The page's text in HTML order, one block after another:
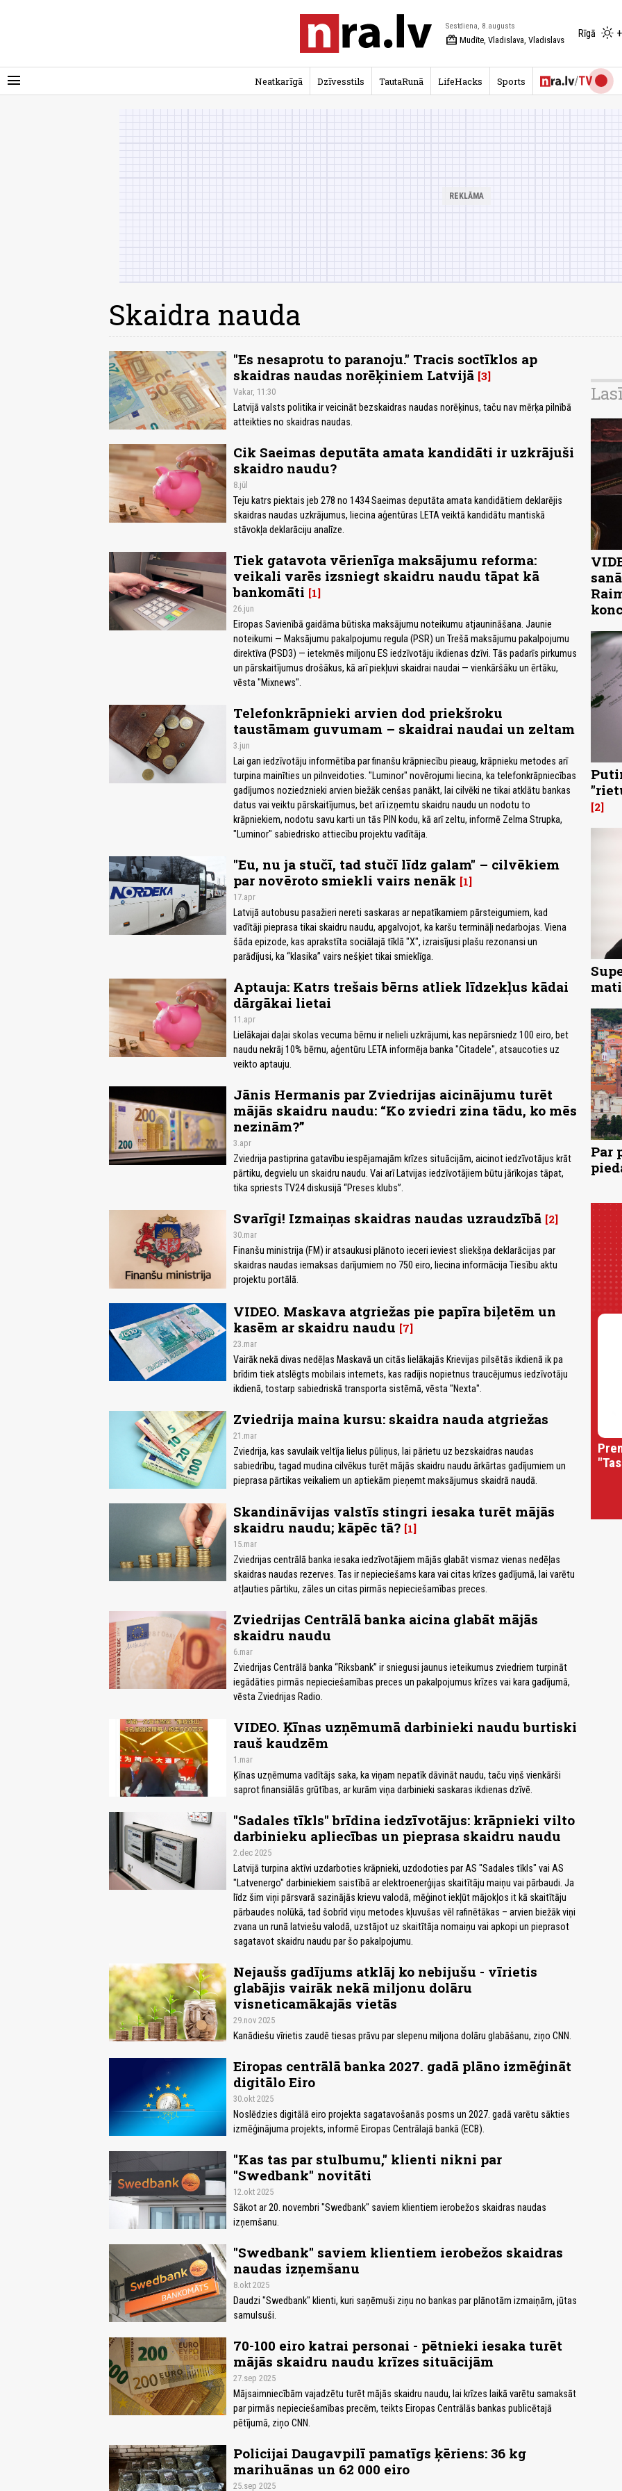
menu
Sestdiena, 8.augusts
redeem Mudīte, Vladislava, Vladislavs
Rīgā
Neatkarīgā Dzīvesstils TautaRunā LifeHacks Sports
Skaidra nauda
"Es nesaprotu to paranoju." Tracis soctīklos ap
skaidras naudas norēķiniem Latvijā 3
Vakar, 11:30
Latvijā valsts politika ir veicināt bezskaidras naudas norēķinus, taču nav mērķa pilnībā
atteikties no skaidras naudas.
Cik Saeimas deputāta amata kandidāti ir uzkrājuši
skaidro naudu?
8.jūl
Teju katrs piektais jeb 278 no 1434 Saeimas deputāta amata kandidātiem deklarējis
skaidras naudas uzkrājumus, liecina aģentūras LETA veiktā kandidātu mantiskā
stāvokļa deklarāciju analīze.
Tiek gatavota vērienīga maksājumu reforma:
veikali varēs izsniegt skaidru naudu tāpat kā
bankomāti 1
26.jun
Eiropas Savienībā gaidāma būtiska maksājumu noteikumu atjaunināšana. Jaunie
noteikumi — Maksājumu pakalpojumu regula (PSR) un Trešā maksājumu pakalpojumu
direktīva (PSD3) — ietekmēs miljonu ES iedzīvotāju ikdienas dzīvi. Tās padarīs pirkumus
un pārskaitījumus drošākus, kā arī piekļuvi skaidrai naudai — vienkāršāku un ērtāku,
vēsta "Mixnews".
Telefonkrāpnieki arvien dod priekšroku
taustāmam guvumam – skaidrai naudai un zeltam
3.jun
Lai gan iedzīvotāju informētība par finanšu krāpniecību pieaug, krāpnieku metodes arī
turpina mainīties un pilnveidoties. "Luminor" novērojumi liecina, ka telefonkrāpniecības
gadījumos noziedznieki arvien biežāk cenšas panākt, lai cilvēki ne tikai atklātu bankas
datus vai veiktu pārskaitījumus, bet arī izņemtu skaidru naudu un nodotu to
krāpniekiem, nodotu savu karti un tās PIN kodu, kā arī zeltu, informē Zelma Strupka,
"Luminor" sabiedrisko attiecību projektu vadītāja.
"Eu, nu ja stučī, tad stučī līdz galam" – cilvēkiem
par novēroto smiekli vairs nenāk 1
17.apr
Latvijā autobusu pasažieri nereti saskaras ar nepatīkamiem pārsteigumiem, kad
vadītāji pieprasa tikai skaidru naudu, apgalvojot, ka karšu termināļi nedarbojas. Viena
šāda epizode, kas aprakstīta sociālajā tīklā "X", izraisījusi plašu rezonansi un
parādījusi, ka “klasika” vairs nešķiet tikai smieklīga.
Aptauja: Katrs trešais bērns atliek līdzekļus kādai
dārgākai lietai
11.apr
Lielākajai daļai skolas vecuma bērnu ir nelieli uzkrājumi, kas nepārsniedz 100 eiro, bet
naudu nekrāj 10% bērnu, aģentūru LETA informēja banka "Citadele", atsaucoties uz
veikto aptauju.
Jānis Hermanis par Zviedrijas aicinājumu turēt
mājās skaidru naudu: “Ko zviedri zina tādu, ko mēs
nezinām?”
3.apr
Zviedrija pastiprina gatavību iespējamajām krīzes situācijām, aicinot iedzīvotājus krāt
pārtiku, degvielu un skaidru naudu. Vai arī Latvijas iedzīvotājiem būtu jārīkojas tāpat,
tika spriests TV24 diskusijā “Preses klubs”.
Svarīgi! Izmaiņas skaidras naudas uzraudzībā 2
30.mar
Finanšu ministrija (FM) ir atsaukusi plānoto ieceri ieviest sliekšņa deklarācijas par
skaidras naudas iemaksas darījumiem no 750 eiro, liecina informācija Tiesību aktu
projektu portālā.
VIDEO. Maskava atgriežas pie papīra biļetēm un
kasēm ar skaidru naudu 7
23.mar
Vairāk nekā divas nedēļas Maskavā un citās lielākajās Krievijas pilsētās ikdienā ik pa
brīdim tiek atslēgts mobilais internets, kas radījis nopietnus traucējumus iedzīvotāju
ikdienā, tostarp sabiedriskā transporta sistēmā, vēsta "Nexta".
Zviedrija maina kursu: skaidra nauda atgriežas
21.mar
Zviedrija, kas savulaik veltīja lielus pūliņus, lai pārietu uz bezskaidras naudas
sabiedrību, tagad mudina cilvēkus turēt mājās skaidru naudu ārkārtas gadījumiem un
pieprasa pārtikas veikaliem un aptiekām pieņemt maksājumus skaidrā naudā.
Skandināvijas valstīs stingri iesaka turēt mājās
skaidru naudu; kāpēc tā? 1
15.mar
Zviedrijas centrālā banka iesaka iedzīvotājiem mājās glabāt vismaz vienas nedēļas
skaidras naudas rezerves. Tas ir nepieciešams kara vai citas krīzes gadījumā, lai varētu
atļauties pārtiku, zāles un citas pirmās nepieciešamības preces.
Zviedrijas Centrālā banka aicina glabāt mājās
skaidru naudu
6.mar
Zviedrijas Centrālā banka “Riksbank” ir sniegusi jaunus ieteikumus zviedriem turpināt
iegādāties pirmās nepieciešamības preces un pakalpojumus krīzes vai kara gadījumā,
vēsta Zviedrijas Radio.
VIDEO. Ķīnas uzņēmumā darbinieki naudu burtiski
rauš kaudzēm
1.mar
Ķīnas uzņēmuma vadītājs saka, ka viņam nepatīk dāvināt naudu, taču viņš vienkārši
saprot finansiālās grūtības, ar kurām viņa darbinieki saskaras ikdienas dzīvē.
"Sadales tīkls" brīdina iedzīvotājus: krāpnieki vilto
darbinieku apliecības un pieprasa skaidru naudu
2.dec 2025
Latvijā turpina aktīvi uzdarboties krāpnieki, uzdodoties par AS "Sadales tīkls" vai AS
"Latvenergo" darbiniekiem saistībā ar elektroenerģijas skaitītāju maiņu vai pārbaudi. Ja
līdz šim viņi pārsvarā sazinājās krievu valodā, mēģinot iekļūt mājokļos it kā skaitītāju
pārbaudes nolūkā, tad šobrīd viņu metodes kļuvušas vēl rafinētākas – arvien biežāk viņi
zvana un runā latviešu valodā, uzstājot uz skaitītāja nomaiņu vai apkopi un pieprasot
sagatavot skaidru naudu par šo pakalpojumu.
Nejaušs gadījums atklāj ko nebijušu - vīrietis
glabājis vairāk nekā miljonu dolāru
visneticamākajās vietās
29.nov 2025
Kanādiešu vīrietis zaudē tiesas prāvu par slepenu miljona dolāru glabāšanu, ziņo CNN.
Eiropas centrālā banka 2027. gadā plāno izmēģināt
digitālo Eiro
30.okt 2025
Noslēdzies digitālā eiro projekta sagatavošanās posms un 2027. gadā varētu sākties
izmēģinājuma projekts, informē Eiropas Centrālajā bankā (ECB).
"Kas tas par stulbumu," klienti nikni par
"Swedbank" novitāti
12.okt 2025
Sākot ar 20. novembri "Swedbank" saviem klientiem ierobežos skaidras naudas
izņemšanu.
"Swedbank" saviem klientiem ierobežos skaidras
naudas izņemšanu
8.okt 2025
Daudzi "Swedbank" klienti, kuri saņēmuši ziņu no bankas par plānotām izmaiņām, jūtas
samulsuši.
70-100 eiro katrai personai - pētnieki iesaka turēt
mājās skaidru naudu krīzes situācijām
27.sep 2025
Mājsaimniecībām vajadzētu turēt mājās skaidru naudu, lai krīzes laikā varētu samaksāt
par pirmās nepieciešamības precēm, teikts Eiropas Centrālās bankas publicētajā
pētījumā, ziņo CNN.
Policijai Daugavpilī pamatīgs ķēriens: 36 kg
marihuānas un 62 000 eiro
25.sep 2025
2
Par